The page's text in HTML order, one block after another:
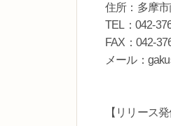
住所：多摩市
TEL：042-
FAX：042-
メール：
【リリース